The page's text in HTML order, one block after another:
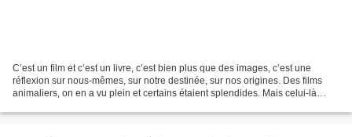
C’est un film et c’est un livre, c’est bien plus que des images, c’est une
réflexion sur nous-mêmes, sur notre destinée, sur nos origines. Des films
animaliers, on en a vu plein et certains étaient splendides. Mais celui-là